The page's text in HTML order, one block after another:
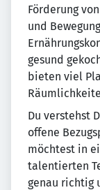
Förderung
und
gesund
bieten viel
Du verstehst
offene
möchtest in
talentierten
genau richtig